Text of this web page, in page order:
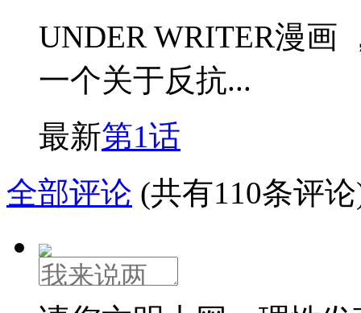
UNDER WRITER漫画
一个关于反抗...
最新第1话
全部评论 (共有110条评